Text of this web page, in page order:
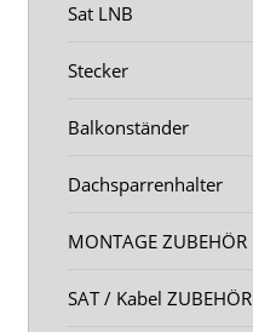
Sat LNB
Stecker
Balkonständer
Dachsparrenhalter
MONTAGE ZUBEHÖR
SAT / Kabel ZUBEHÖR